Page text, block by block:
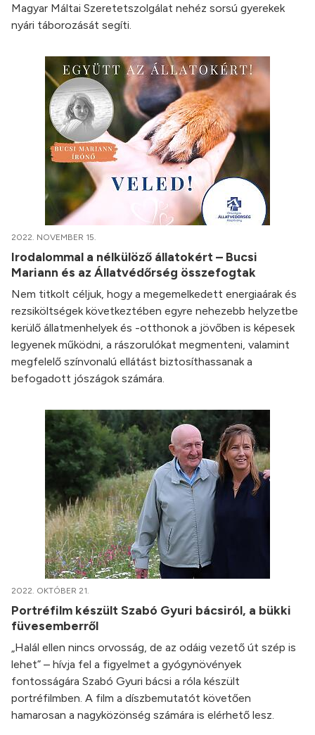
Magyar Máltai Szeretetszolgálat nehéz sorsú gyerekek
nyári táborozását segíti.
2022. NOVEMBER 15.
Irodalommal a nélkülöző állatokért – Bucsi
Mariann és az Állatvédőrség összefogtak
Nem titkolt céljuk, hogy a megemelkedett energiaárak és
rezsiköltségek következtében egyre nehezebb helyzetbe
kerülő állatmenhelyek és -otthonok a jövőben is képesek
legyenek működni, a rászorulókat megmenteni, valamint
megfelelő színvonalú ellátást biztosíthassanak a
befogadott jószágok számára.
2022. OKTÓBER 21.
Portréfilm készült Szabó Gyuri bácsiról, a bükki
füvesemberről
„Halál ellen nincs orvosság, de az odáig vezető út szép is
lehet” – hívja fel a figyelmet a gyógynövények
fontosságára Szabó Gyuri bácsi a róla készült
portréfilmben. A film a díszbemutatót követően
hamarosan a nagyközönség számára is elérhető lesz.